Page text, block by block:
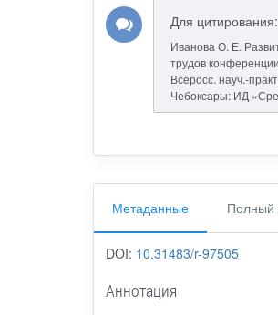
Для цитирования:
Иванова О. Е.
трудов
Всеросс. науч.-
Чебоксары: ИД
Метаданные Полный
DOI: 10.31483/r-97505
Аннотация